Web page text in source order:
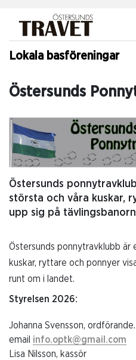
Lokala basföreningar
Östersunds
Östersunds
största och våra kuskar,
upp sig på
Östersunds ponnytravklubb är
kuskar, ryttare och ponnyer
runt om i landet.
Styrelsen 2026:
Johanna Svensson,
email info.optk@gmail.com
Lisa Nilsson, kassör